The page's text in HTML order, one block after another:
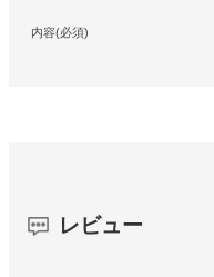
内容(必須)
レビュー